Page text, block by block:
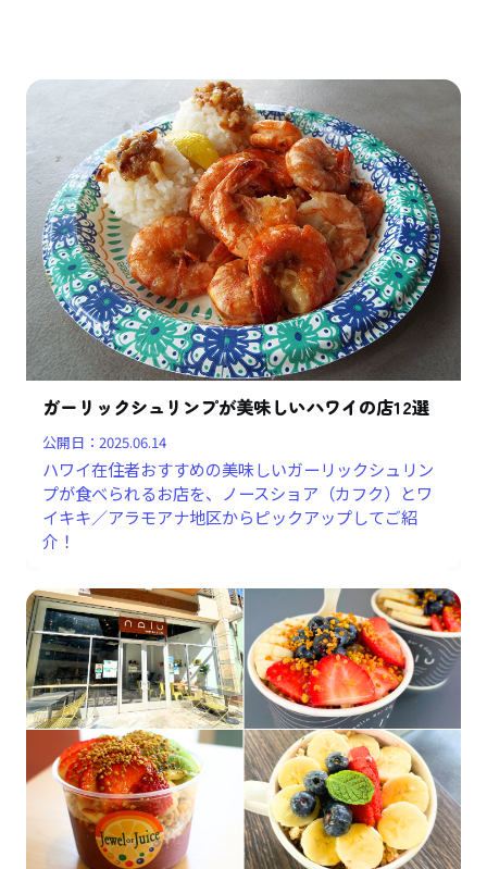
ガーリックシュリンプが美味しいハワイの店12選
公開日：2025.06.14
ハワイ在住者おすすめの美味しいガーリックシュリン
プが食べられるお店を、ノースショア（カフク）とワ
イキキ／アラモアナ地区からピックアップしてご紹
介！